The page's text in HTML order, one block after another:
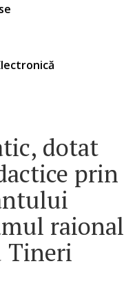
dotat
prin
raional
Tineri